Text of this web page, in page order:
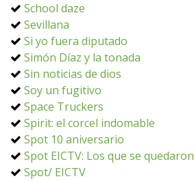
School daze
Sevillana
Si yo fuera diputado
Simón Díaz y la tonada
Sin noticias de dios
Soy un fugitivo
Space Truckers
Spirit: el corcel indomable
Spot 10 aniversario
Spot EICTV: Los que se quedaron
Spot/ EICTV